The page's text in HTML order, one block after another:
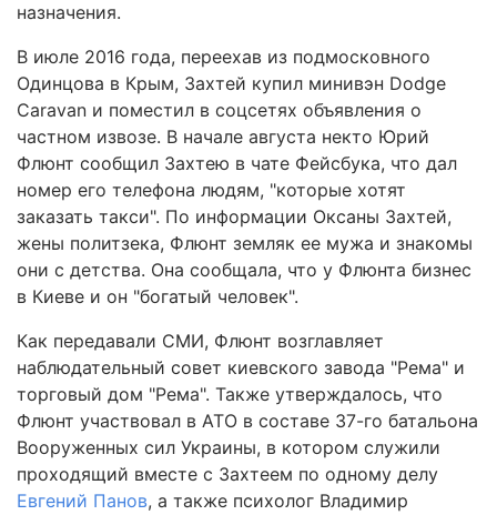
назначения.
В июле 2016 года, переехав из подмосковного
Одинцова в Крым, Захтей купил минивэн Dodge
Caravan и поместил в соцсетях объявления о
частном извозе. В начале августа некто Юрий
Флюнт сообщил Захтею в чате Фейсбука, что дал
номер его телефона людям, "которые хотят
заказать такси". По информации Оксаны Захтей,
жены политзека, Флюнт земляк ее мужа и знакомы
они с детства. Она сообщала, что у Флюнта бизнес
в Киеве и он "богатый человек".
Как передавали СМИ, Флюнт возглавляет
наблюдательный совет киевского завода "Рема" и
торговый дом "Рема". Также утверждалось, что
Флюнт участвовал в АТО в составе 37-го батальона
Вооруженных сил Украины, в котором служили
проходящий вместе с Захтеем по одному делу
Евгений Панов, а также психолог Владимир